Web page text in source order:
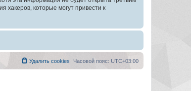
которые могут привести к
Часовой пояс: UTC+03:00
Удалить cookies